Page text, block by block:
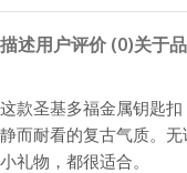
描述用户评价 (0)关于
这款圣基多福金属钥匙
静而耐看的复古气质。
小礼物，都很适合。